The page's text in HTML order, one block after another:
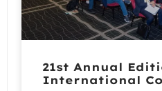
21st Annual
International